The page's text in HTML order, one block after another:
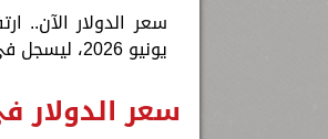
يونيو 2026، ليسجل في البنك المركزي 51.77 جنيه للشراء، 51.90 جنيه للبيع.
سعر الدولار